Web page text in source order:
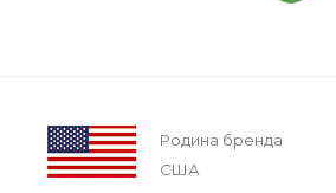
Родина бренда
США